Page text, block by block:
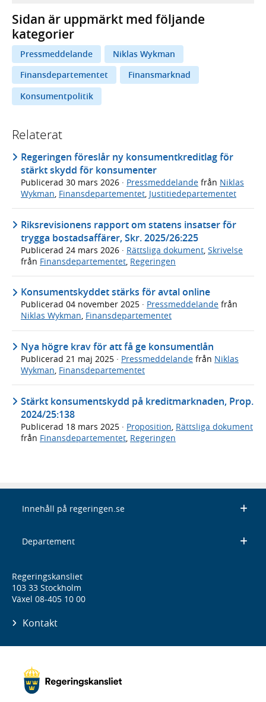
Sidan är uppmärkt med följande
kategorier
Pressmeddelande
Niklas Wykman
Finansdepartementet
Finansmarknad
Konsumentpolitik
Relaterat
Regeringen föreslår ny konsumentkreditlag för
stärkt skydd för konsumenter
Publicerad 30 mars 2026 · Pressmeddelande från Niklas
Wykman, Finansdepartementet, Justitiedepartementet
Riksrevisionens rapport om statens insatser för
trygga bostadsaffärer, Skr. 2025/26:225
Publicerad 24 mars 2026 · Rättsliga dokument Skrivelse
från Finansdepartementet Regeringen
Konsumentskyddet stärks för avtal online
Publicerad 04 november 2025 · Pressmeddelande från
Niklas Wykman, Finansdepartementet
Nya högre krav för att få ge konsumentlån
Publicerad 21 maj 2025 · Pressmeddelande från Niklas
Wykman, Finansdepartementet
Stärkt konsumentskydd på kreditmarknaden, Prop.
2024/25:138
Publicerad 18 mars 2025 · Proposition Rättsliga dokument
från Finansdepartementet Regeringen
Innehåll på regeringen.se
Departement
Regeringskansliet
103 33 Stockholm
Växel 08-405 10 00
Kontakt